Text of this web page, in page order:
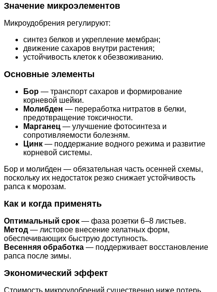
Значение микроэлементов
Микроудобрения регулируют:
синтез белков и укрепление мембран;
движение сахаров внутри растения;
устойчивость клеток к обезвоживанию.
Основные элементы
Бор — транспорт сахаров и формирование
корневой шейки.
Молибден — переработка нитратов в белки,
предотвращение токсичности.
Марганец — улучшение фотосинтеза и
сопротивляемости болезням.
Цинк — поддержание водного режима и развитие
корневой системы.
Бор и молибден — обязательная часть осенней схемы,
поскольку их недостаток резко снижает устойчивость
рапса к морозам.
Как и когда применять
Оптимальный срок — фаза розетки 6–8 листьев.
Метод — листовое внесение хелатных форм,
обеспечивающих быструю доступность.
Весенняя обработка — поддерживает восстановление
рапса после зимы.
Экономический эффект
Стоимость микроудобрений существенно ниже потерь